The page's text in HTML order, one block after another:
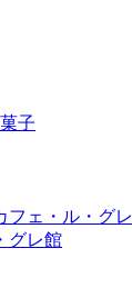
子
フェ・ル・グレ
グレ館